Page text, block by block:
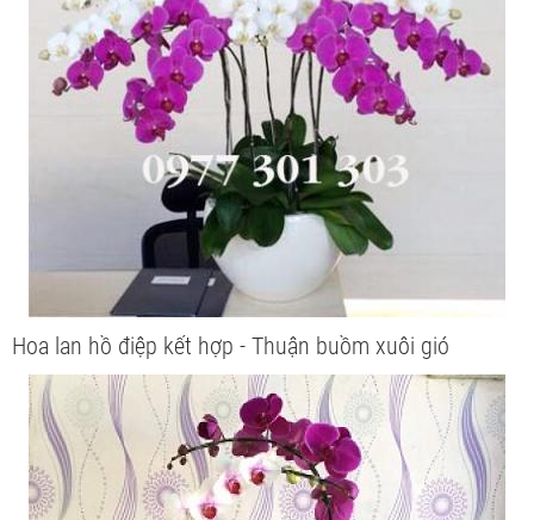
Hoa lan hồ điệp kết hợp - Thuận buồm xuôi gió